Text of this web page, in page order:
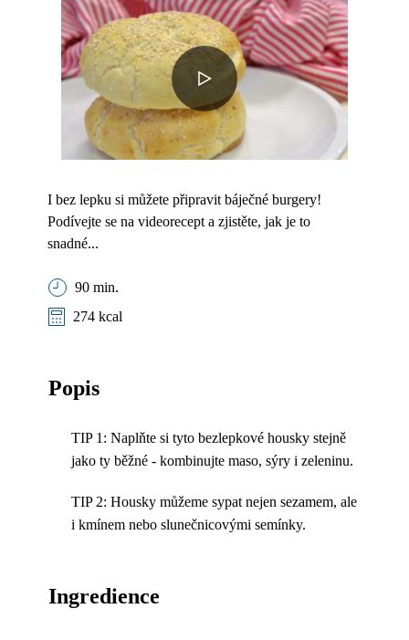
I bez lepku si můžete připravit báječné burgery!
Podívejte se na videorecept a zjistěte, jak je to
snadné...
90 min.
274 kcal
Popis
TIP 1: Naplňte si tyto bezlepkové housky stejně
jako ty běžné - kombinujte maso, sýry i zeleninu.
TIP 2: Housky můžeme sypat nejen sezamem, ale
i kmínem nebo slunečnicovými semínky.
Ingredience